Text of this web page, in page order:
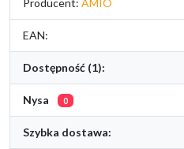
EAN:
Dostępność (1):
Nysa 0
Szybka dostawa: